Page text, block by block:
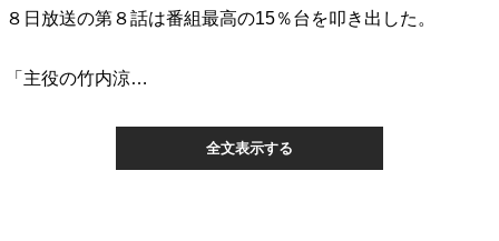
８日放送の第８話は番組最高の15％台を叩き出した。
「主役の竹内涼…
全文表示する